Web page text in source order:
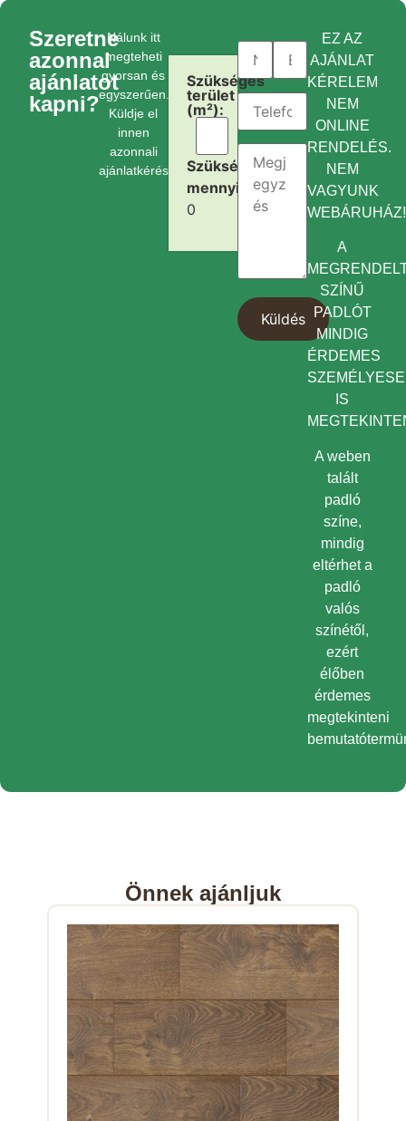
Szeretne
azonnal
ajánlatot
kapni?
Nálunk itt
megteheti
gyorsan és
egyszerűen.
Küldje el
innen
azonnali
ajánlatkérését.
Szükséges
terület
(m²):
Szükséges
mennyiség:
0
EZ AZ
AJÁNLAT
KÉRELEM
NEM
ONLINE
RENDELÉS.
NEM
VAGYUNK
WEBÁRUHÁZ!
A
SZÍNŰ
PADLÓT
MINDIG
ÉRDEMES
IS
A weben
talált
padló
színe,
mindig
eltérhet a
padló
valós
színétől,
ezért
élőben
érdemes
megtekinteni
Önnek ajánljuk